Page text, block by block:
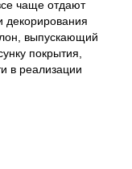
чаще отдают
декорирования
выпускающий
покрытия,
в реализации